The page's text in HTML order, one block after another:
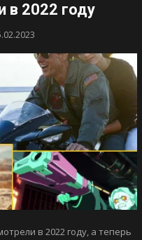
в 2022 году
в 2022 году, а теперь